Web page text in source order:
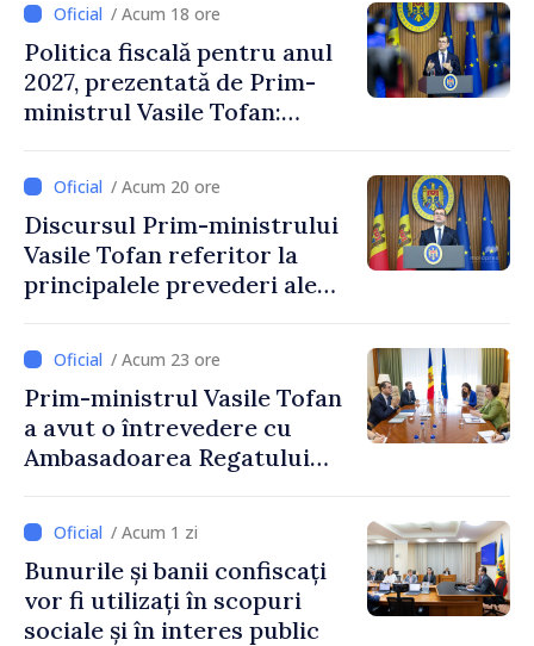
/ Acum 18 ore
Politica fiscală pentru anul
2027, prezentată de Prim-
ministrul Vasile Tofan:
stimularea investițiilor și o
taxare mai echitabilă
/ Acum 20 ore
Discursul Prim-ministrului
Vasile Tofan referitor la
principalele prevederi ale
2027
/ Acum 23 ore
Prim-ministrul Vasile Tofan
a avut o întrevedere cu
Ambasadoarea Regatului
Irlandei de Nord, Fern
Horine / Acum 1 zi
Bunurile și banii confiscați
vor fi utilizați în scopuri
sociale și în interes public